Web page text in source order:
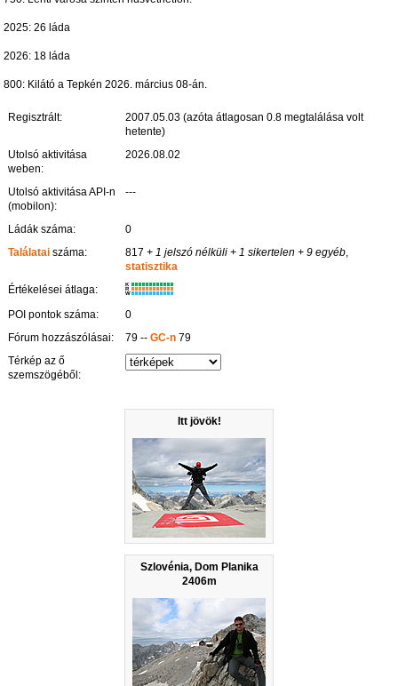
Itt jövök!
Szlovénia, Dom Planika
2406m
2025: 26 láda
2026: 18 láda
800: Kilátó a Tepkén 2026. március 08-án.
Regisztrált:
2007.05.03 (azóta átlagosan 0.8 megtalálása volt
hetente)
Utolsó aktivitása
weben:
2026.08.02
Utolsó aktivitása API-n
(mobilon):
---
Ládák száma:
0
Találatai száma: 817 + 1 jelszó nélküli + 1 sikertelen + 9 egyéb,
statisztika
Értékelései átlaga:
K
R
W
POI pontok száma:
0
Fórum hozzászólásai:
79 --GC-n 79
Térkép az ő
szemszögéből: